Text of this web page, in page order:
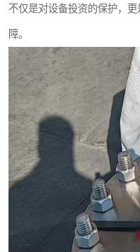
不仅是对设备投资的保护，
障。